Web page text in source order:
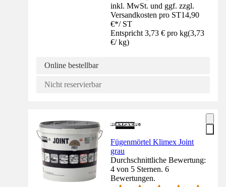
inkl. MwSt. und ggf. zzgl.
Versandkosten pro ST14,90
€*/ ST
Entspricht 3,73 € pro kg(3,73
€/ kg)
Online bestellbar
Nicht reservierbar
Fügenmörtel Klimex Joint
grau
Durchschnittliche Bewertung:
4 von 5 Sternen. 6
Bewertungen.